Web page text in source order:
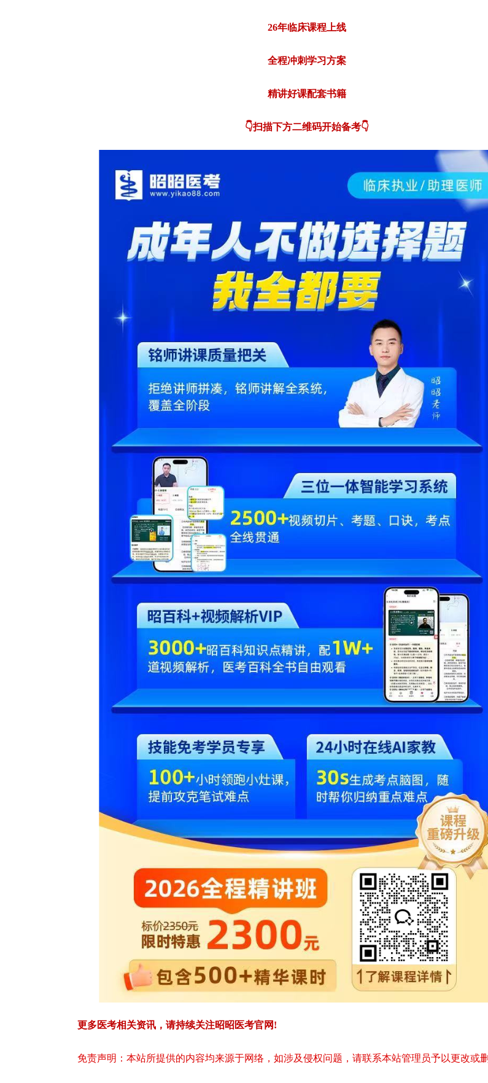
26年临床课程上线
全程冲刺学习方案
精讲好课配套书籍
👇扫描下方二维码开始备考👇
更多医考相关资讯，请持续关注昭昭医考官网!
免责声明：本站所提供的内容均来源于网络，如涉及侵权问题，请联系本站管理员予以更改或删